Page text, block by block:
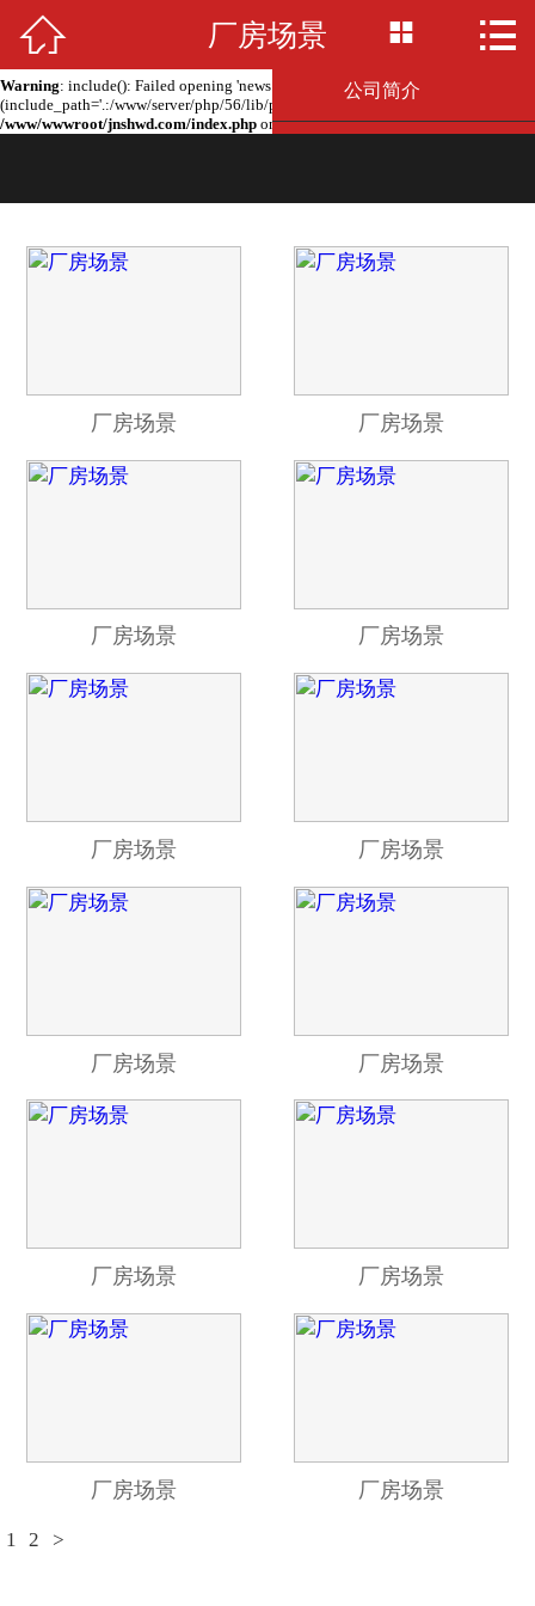
Warning: include(news.php): failed to open stream: No such file or directory in
/www/wwwroot/jnshwd.com/index.php on line2
Warning: include(): Failed opening 'news.php' for inclusion
(include_path='.:/www/server/php/56/lib/php') in
/www/wwwroot/jnshwd.com/index.php on line2
网站首页
公司简介
留言板
厂房场景
 厂房场景  
厂房场景 厂房场景
厂房场景 厂房场景
厂房场景 厂房场景
厂房场景 厂房场景
厂房场景 厂房场景
厂房场景 厂房场景
1 2 >